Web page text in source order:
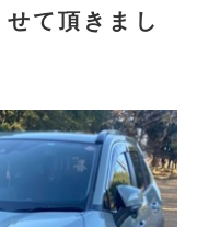
て頂きまし